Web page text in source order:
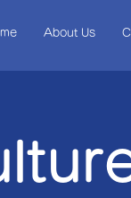
About Us